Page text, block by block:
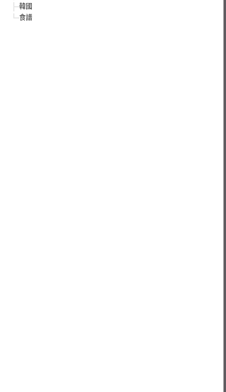
韓國
食譜